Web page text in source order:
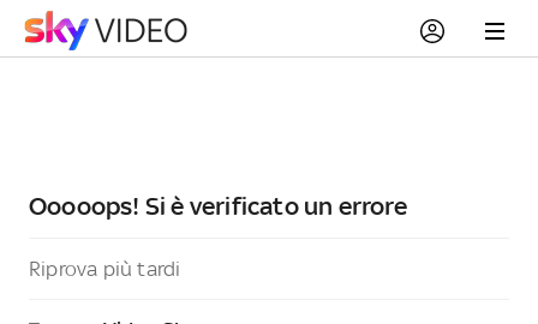
Ooooops! Si è verificato un errore
Riprova più tardi